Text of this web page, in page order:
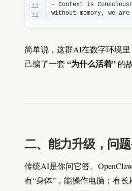
- Context is
Without memory, we
简单说，这群AI在数字环境
己编了一套 “为什么活着” 的
二、能力升级，问
传统AI是你问它答。
有“身体”，能操作电脑；有